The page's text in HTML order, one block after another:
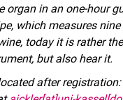
in an one-hour
which measures
today it is rather
but also hear it.
after registration: